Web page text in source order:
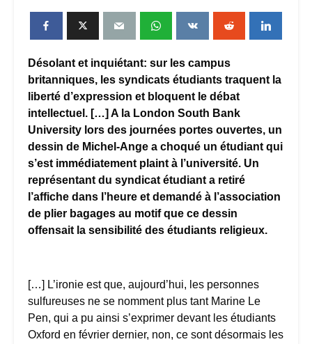
Désolant et inquiétant: sur les campus
britanniques, les syndicats étudiants traquent la
liberté d’expression et bloquent le débat
intellectuel. […] A la London South Bank
University lors des journées portes ouvertes, un
dessin de Michel-Ange a choqué un étudiant qui
s’est immédiatement plaint à l’université. Un
représentant du syndicat étudiant a retiré
l’affiche dans l’heure et demandé à l’association
de plier bagages au motif que ce dessin
offensait la sensibilité des étudiants religieux.
[…] L’ironie est que, aujourd’hui, les personnes
sulfureuses ne se nomment plus tant Marine Le
Pen, qui a pu ainsi s’exprimer devant les étudiants
Oxford en février dernier, non, ce sont désormais les